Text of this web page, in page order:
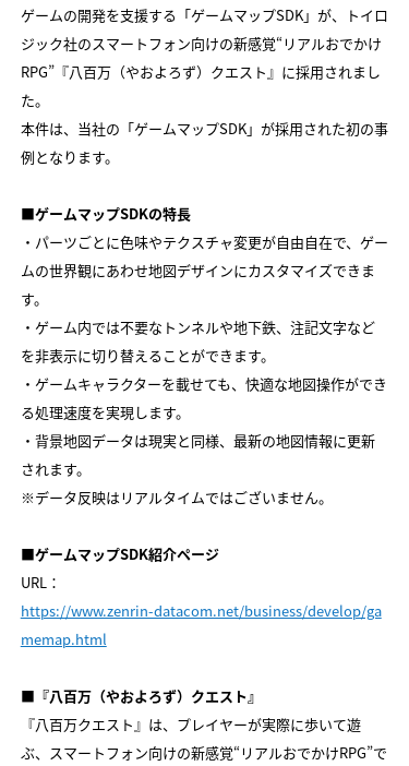
ゲームの開発を支援する「ゲームマップSDK」が、トイロ
ジック社のスマートフォン向けの新感覚“リアルおでかけ
RPG”『八百万（やおよろず）クエスト』に採用されまし
た。
本件は、当社の「ゲームマップSDK」が採用された初の事
例となります。
■ゲームマップSDKの特長
・パーツごとに色味やテクスチャ変更が自由自在で、ゲー
ムの世界観にあわせ地図デザインにカスタマイズできま
す。
・ゲーム内では不要なトンネルや地下鉄、注記文字など
を非表示に切り替えることができます。
・ゲームキャラクターを載せても、快適な地図操作ができ
る処理速度を実現します。
・背景地図データは現実と同様、最新の地図情報に更新
されます。
※データ反映はリアルタイムではございません。
■ゲームマップSDK紹介ページ
URL：
https://www.zenrin-datacom.net/business/develop/ga
memap.html
■『八百万（やおよろず）クエスト』
『八百万クエスト』は、プレイヤーが実際に歩いて遊
ぶ、スマートフォン向けの新感覚“リアルおでかけRPG”で